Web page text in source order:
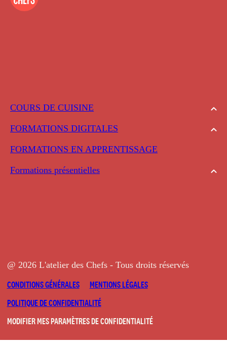
COURS DE CUISINE
FORMATIONS DIGITALES
FORMATIONS EN APPRENTISSAGE
Formations présentielles
@ 2026 L'atelier des Chefs - Tous droits réservés
CONDITIONS GÉNÉRALES
MENTIONS LÉGALES
POLITIQUE DE CONFIDENTIALITÉ
MODIFIER MES PARAMÈTRES DE CONFIDENTIALITÉ